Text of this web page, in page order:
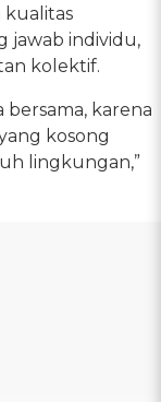
kualitas
jawab individu,
kolektif.
karena
kosong
lingkungan,”